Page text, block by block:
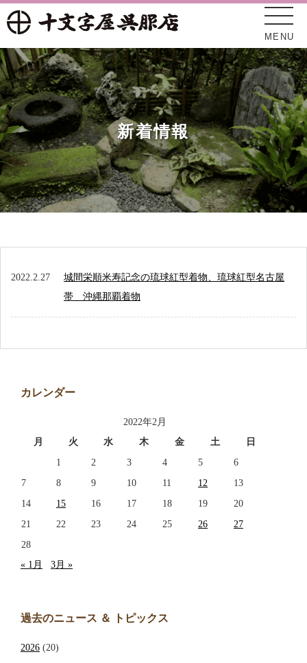
MENU
新着情報
十文字屋について
オンラインショップ
アクセス
お問い合わせ
新着情報
2022.2.27
城間栄順米寿記念の琉球紅型着物、琉球紅型名古屋
帯 沖縄那覇着物
カレンダー
2022年2月
月
火 水 木 金 土
日
1
2 3 4 5
6
7
8 9 10 11 12
13
14
15 16 17 18 19
20
21
22 23 24 25 26
27
28
« 1月
3月 »
過去のニュース ＆ トピックス
2026 (20)